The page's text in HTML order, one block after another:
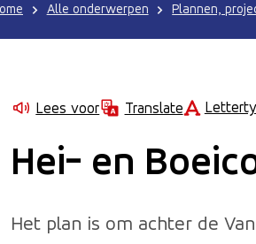
Alle onderwerpen Plannen,
Lees voor Translate
Hei- en
Het plan is om achter de